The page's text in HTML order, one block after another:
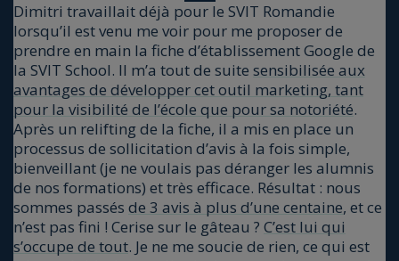
Dimi­tri tra­vaillait déjà pour le SVIT Roman­die
lorsqu’il est venu me voir pour me pro­po­ser de
prendre en main la fiche d’établissement Google de
la SVIT School. Il m’a tout de suite sen­si­bi­li­sée aux
avan­tages de déve­lop­per cet outil mar­ke­ting, tant
pour la visi­bi­li­té de l’é­cole que pour sa noto­rié­té.
Après un relif­ting de la fiche, il a mis en place un
pro­ces­sus de sol­li­ci­ta­tion d’avis à la fois simple,
bien­veillant (je ne vou­lais pas déran­ger les alum­nis
de nos for­ma­tions) et très effi­cace. Résul­tat : nous
sommes pas­sés de 3 avis à plus d’une cen­taine, et ce
n’est pas fini ! Cerise sur le gâteau ? C’est lui qui
s’occupe de tout. Je ne me sou­cie de rien, ce qui est